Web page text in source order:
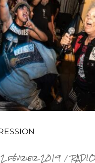
février 2019 RADIO